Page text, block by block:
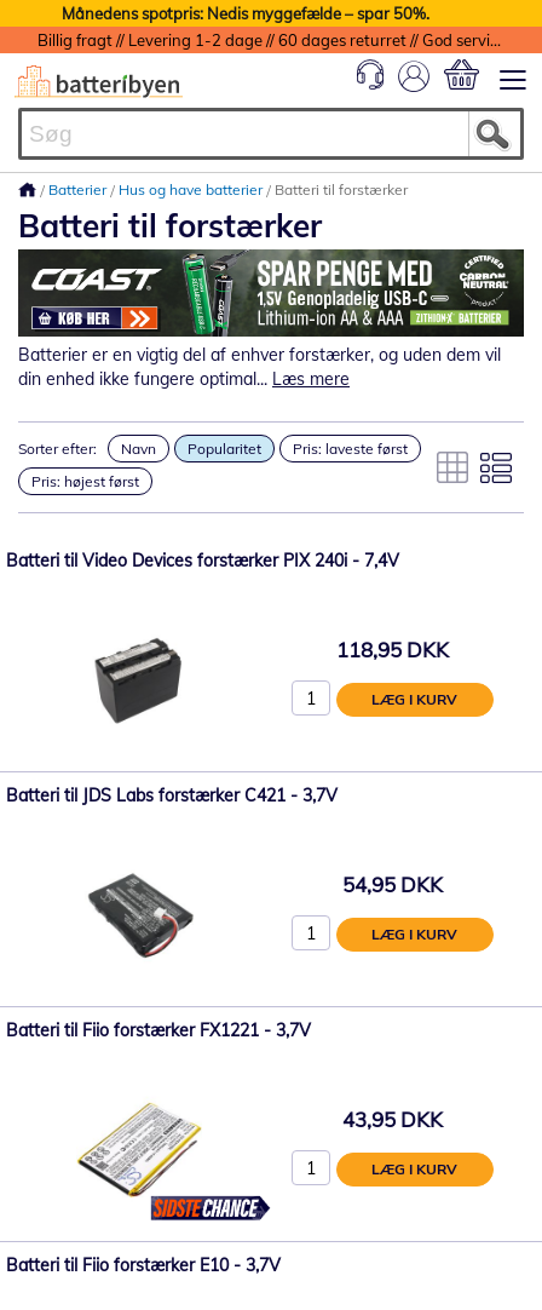
Månedens spotpris: Nedis myggefælde – spar 50%.
Billig fragt // Levering 1-2 dage // 60 dages returret // God service med garanti
Batterier Hus og have batterier Batteri til forstærker
Batteri til forstærker
Batterier er en vigtig del af enhver forstærker, og uden dem vil
din enhed ikke fungere optimal... Læs mere
Sorter efter: Navn Popularitet
Pris: laveste først
Pris: højest først
Batteri til Video Devices forstærker PIX 240i - 7,4V
118,95 DKK
LÆG I KURV
Batteri til JDS Labs forstærker C421 - 3,7V
54,95 DKK
LÆG I KURV
Batteri til Fiio forstærker FX1221 - 3,7V
43,95 DKK
LÆG I KURV
Batteri til Fiio forstærker E10 - 3,7V